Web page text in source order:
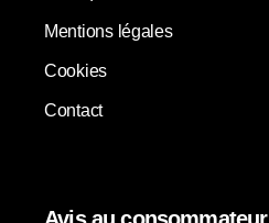
Mentions légales
Cookies
Contact